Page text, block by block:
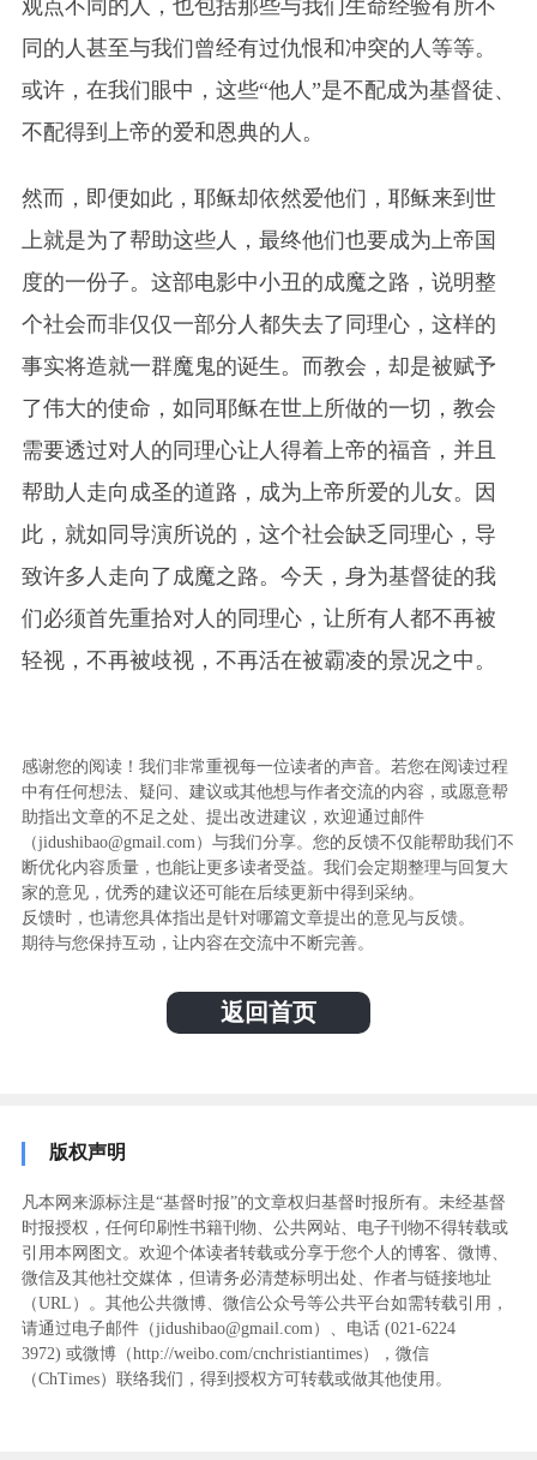
观点不同的人，也包括那些与我们生命经验有所不
同的人甚至与我们曾经有过仇恨和冲突的人等等。
或许，在我们眼中，这些“他人”是不配成为基督徒、
不配得到上帝的爱和恩典的人。
然而，即便如此，耶稣却依然爱他们，耶稣来到世
上就是为了帮助这些人，最终他们也要成为上帝国
度的一份子。这部电影中小丑的成魔之路，说明整
个社会而非仅仅一部分人都失去了同理心，这样的
事实将造就一群魔鬼的诞生。而教会，却是被赋予
了伟大的使命，如同耶稣在世上所做的一切，教会
需要透过对人的同理心让人得着上帝的福音，并且
帮助人走向成圣的道路，成为上帝所爱的儿女。因
此，就如同导演所说的，这个社会缺乏同理心，导
致许多人走向了成魔之路。今天，身为基督徒的我
们必须首先重拾对人的同理心，让所有人都不再被
轻视，不再被歧视，不再活在被霸凌的景况之中。
感谢您的阅读！我们非常重视每一位读者的声音。若您在阅读过程
中有任何想法、疑问、建议或其他想与作者交流的内容，或愿意帮
助指出文章的不足之处、提出改进建议，欢迎通过邮件
（jidushibao@gmail.com）与我们分享。您的反馈不仅能帮助我们不
断优化内容质量，也能让更多读者受益。我们会定期整理与回复大
家的意见，优秀的建议还可能在后续更新中得到采纳。
反馈时，也请您具体指出是针对哪篇文章提出的意见与反馈。
期待与您保持互动，让内容在交流中不断完善。
返回首页
版权声明
凡本网来源标注是“基督时报”的文章权归基督时报所有。未经基督
时报授权，任何印刷性书籍刊物、公共网站、电子刊物不得转载或
引用本网图文。欢迎个体读者转载或分享于您个人的博客、微博、
微信及其他社交媒体，但请务必清楚标明出处、作者与链接地址
（URL）。其他公共微博、微信公众号等公共平台如需转载引用，
请通过电子邮件（jidushibao@gmail.com）、电话 (021-6224
3972) ‬或微博（http://weibo.com/cnchristiantimes），微信
（ChTimes）联络我们，得到授权方可转载或做其他使用。